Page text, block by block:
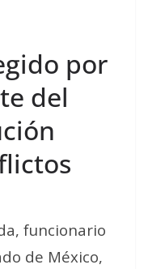
por
del
funcionario
de México,